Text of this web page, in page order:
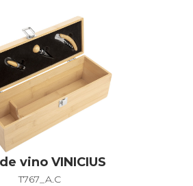
vino VINICIUS
T767_A.C